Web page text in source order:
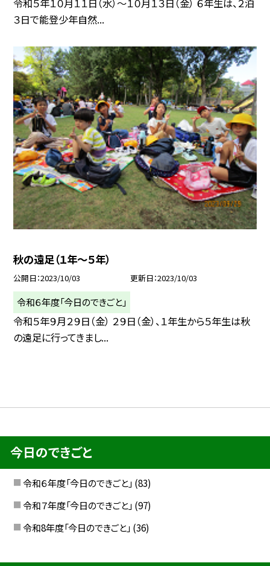
３日で能登少年自然...
秋の遠足（１年〜５年）
公開日 2023/10/03 更新日 2023/10/03
令和６年度「今日のできごと」
令和５年９月２９日（金） ２９日（金）、１年生から５年生は秋
の遠足に行ってきまし...
今日のできごと
令和６年度「今日のできごと」 (83)
令和７年度「今日のできごと」 (97)
令和8年度「今日のできごと」 (36)